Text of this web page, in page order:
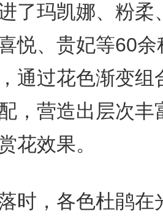
了玛凯娜、粉柔
悦、贵妃等60余
通过花色渐变组
，营造出层次丰
花效果。
，各色杜鹃在